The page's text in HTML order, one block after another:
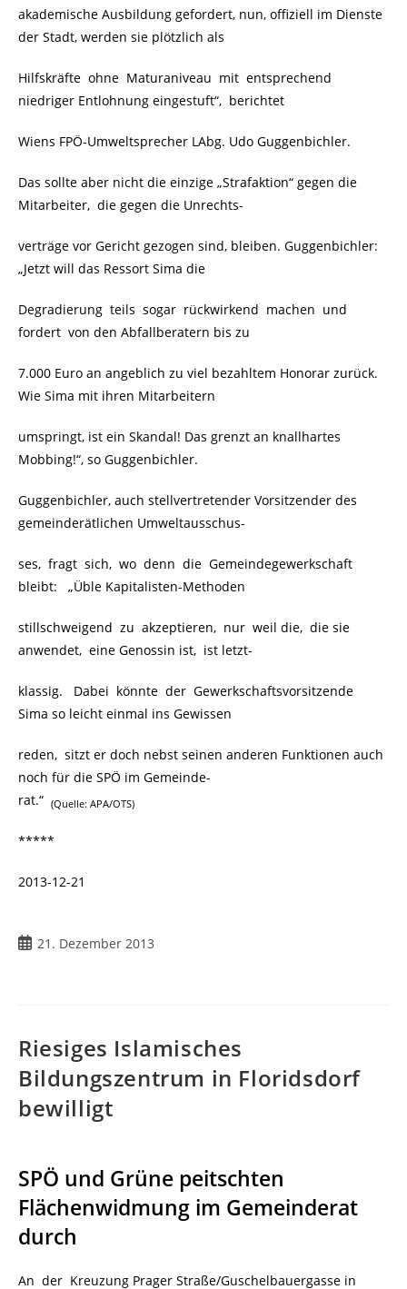
akademische Ausbildung gefordert, nun, offiziell im Dienste
der Stadt, werden sie plötzlich als
Hilfskräfte ohne Maturaniveau mit entsprechend
niedriger Entlohnung eingestuft“, berichtet
Wiens FPÖ-Umweltsprecher LAbg. Udo Guggenbichler.
Das sollte aber nicht die einzige „Strafaktion“ gegen die
Mitarbeiter, die gegen die Unrechts-
verträge vor Gericht gezogen sind, bleiben. Guggenbichler:
„Jetzt will das Ressort Sima die
Degradierung teils sogar rückwirkend machen und
fordert von den Abfallberatern bis zu
7.000 Euro an angeblich zu viel bezahltem Honorar zurück.
Wie Sima mit ihren Mitarbeitern
umspringt, ist ein Skandal! Das grenzt an knallhartes
Mobbing!“, so Guggenbichler.
Guggenbichler, auch stellvertretender Vorsitzender des
gemeinderätlichen Umweltausschus-
ses, fragt sich, wo denn die Gemeindegewerkschaft
bleibt: „Üble Kapitalisten-Methoden
stillschweigend zu akzeptieren, nur weil die, die sie
anwendet, eine Genossin ist, ist letzt-
klassig. Dabei könnte der Gewerkschaftsvorsitzende
Sima so leicht einmal ins Gewissen
reden, sitzt er doch nebst seinen anderen Funktionen auch
noch für die SPÖ im Gemeinde-
rat.“ (Quelle: APA/OTS)
*****
2013-12-21
21. Dezember 2013
Riesiges Islamisches
Bildungszentrum in Floridsdorf
bewilligt
SPÖ und Grüne peitschten
Flächenwidmung im Gemeinderat
durch
An der Kreuzung Prager Straße/Guschelbauergasse in